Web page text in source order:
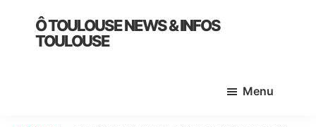
primary
Ô TOULOUSE NEWS & INFOS
TOULOUSE
Menu